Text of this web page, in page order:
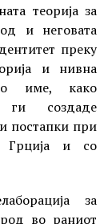
теорија за
и неговата
преку
и нивна
име, како
ги создаде
постапки при
Грција и со
за
во раниот